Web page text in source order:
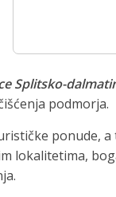
Splitsko-
podmorja.
ponude,
lokalitetima,